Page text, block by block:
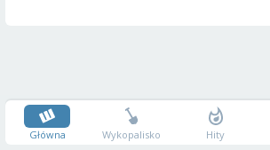
Główna Wykopalisko Hity